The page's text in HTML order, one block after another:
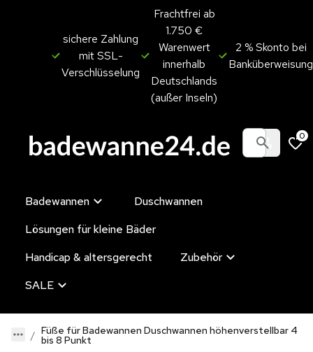
sichere Zahlung
mit SSL-
Verschlüsselung
Frachtfrei ab
1.750 €
Warenwert
innerhalb
Deutschlands
(außer Inseln)
2 % Skonto bei
Banküberweisung
0
Badewannen
Duschwannen
Lösungen für kleine Bäder
Handicap & altersgerecht
Zubehör
SALE
Füße für Badewannen Duschwannen höhenverstellbar 4
bis 8 Punkt